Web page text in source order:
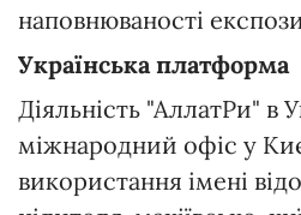
наповнюваності
Українська платформа
Діяльність "АллатРи" в
міжнародний офіс у
використання імені